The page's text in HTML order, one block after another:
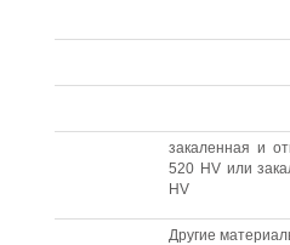
закаленная и
520 HV или
HV
Другие